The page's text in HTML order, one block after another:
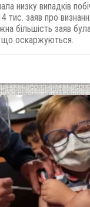
низку випадків
тис. заяв про
більшість заяв
що оскаржуються.